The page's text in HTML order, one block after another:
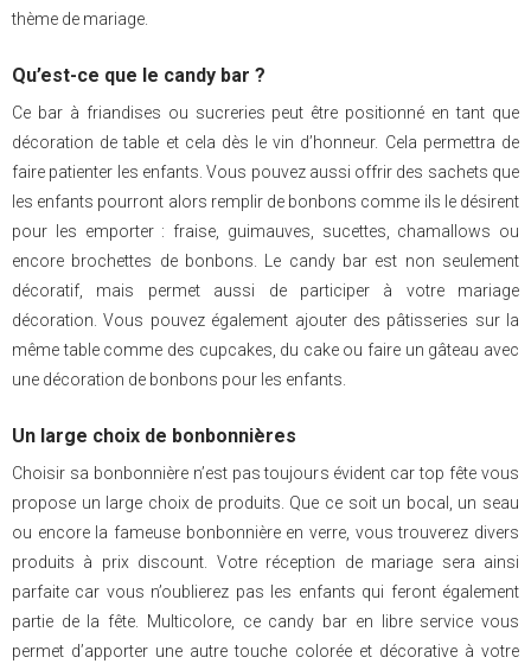
thème de mariage.
Qu’est-ce que le candy bar ?
Ce bar à friandises ou sucreries peut être positionné en tant que
décoration de table et cela dès le vin d’honneur. Cela permettra de
faire patienter les enfants. Vous pouvez aussi offrir des sachets que
les enfants pourront alors remplir de bonbons comme ils le désirent
pour les emporter : fraise, guimauves, sucettes, chamallows ou
encore brochettes de bonbons. Le candy bar est non seulement
décoratif, mais permet aussi de participer à votre mariage
décoration. Vous pouvez également ajouter des pâtisseries sur la
même table comme des cupcakes, du cake ou faire un gâteau avec
une décoration de bonbons pour les enfants.
Un large choix de bonbonnières
Choisir sa bonbonnière n’est pas toujours évident car top fête vous
propose un large choix de produits. Que ce soit un bocal, un seau
ou encore la fameuse bonbonnière en verre, vous trouverez divers
produits à prix discount. Votre réception de mariage sera ainsi
parfaite car vous n’oublierez pas les enfants qui feront également
partie de la fête. Multicolore, ce candy bar en libre service vous
permet d’apporter une autre touche colorée et décorative à votre